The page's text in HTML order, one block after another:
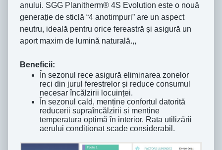
anului. SGG Planitherm® 4S Evolution este o nouă
generaṭie de sticlă “4 anotimpuri” are un aspect
neutru, ideală pentru orice fereastră ṣi asigură un
aport maxim de lumină naturală.,,
Beneficii:
Ȋn sezonul rece asigură eliminarea zonelor
reci din jurul ferestrelor ṣi reduce consumul
necesar încălzirii locuinṭei.
Ȋn sezonul cald, menṭine confortul datorită
reducerii supraîncălzirii ṣi menṭine
temperatura optimă în interior. Rata utilizării
aerului condiṭionat scade considerabil.